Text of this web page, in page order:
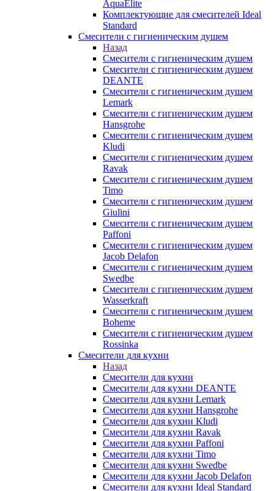
AquaElite
Комплектующие для смесителей Ideal
Standard
Смесители с гигиеническим душем
Назад
Смесители с гигиеническим душем
Смесители с гигиеническим душем
DEANTE
Смесители с гигиеническим душем
Lemark
Смесители с гигиеническим душем
Hansgrohe
Смесители с гигиеническим душем
Kludi
Смесители с гигиеническим душем
Ravak
Смесители с гигиеническим душем
Timo
Смесители с гигиеническим душем
Giulini
Смесители с гигиеническим душем
Paffoni
Смесители с гигиеническим душем
Jacob Delafon
Смесители с гигиеническим душем
Swedbe
Смесители с гигиеническим душем
Wasserkraft
Смесители с гигиеническим душем
Boheme
Смесители с гигиеническим душем
Rossinka
Смесители для кухни
Назад
Смесители для кухни
Смесители для кухни DEANTE
Смесители для кухни Lemark
Смесители для кухни Hansgrohe
Смесители для кухни Kludi
Смесители для кухни Ravak
Смесители для кухни Paffoni
Смесители для кухни Timo
Смесители для кухни Swedbe
Смесители для кухни Jacob Delafon
Смесители для кухни Ideal Standard